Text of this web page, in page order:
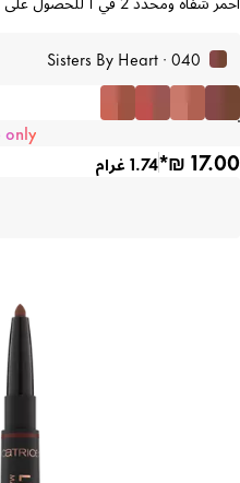
040 · Sisters By Heart
only
1.74 غرام